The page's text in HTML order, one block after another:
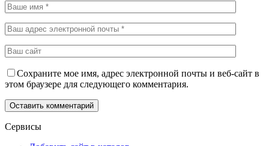
Сохраните мое имя, адрес электронной почты и веб-сайт в
этом браузере для следующего комментария.
Сервисы